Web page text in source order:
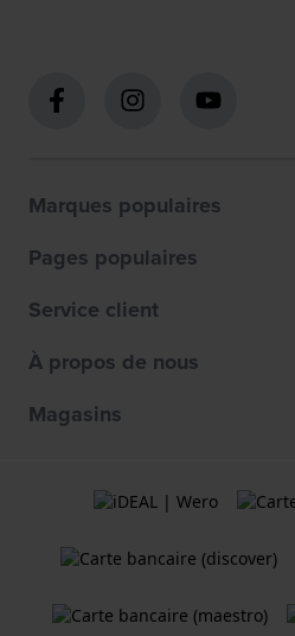
Marques populaires
Pages populaires
Service client
À propos de nous
Magasins